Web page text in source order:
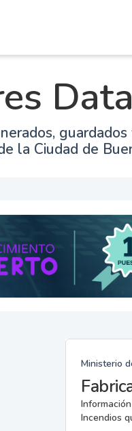
Data
guardados
la Ciudad de
Ministerio
Incendios